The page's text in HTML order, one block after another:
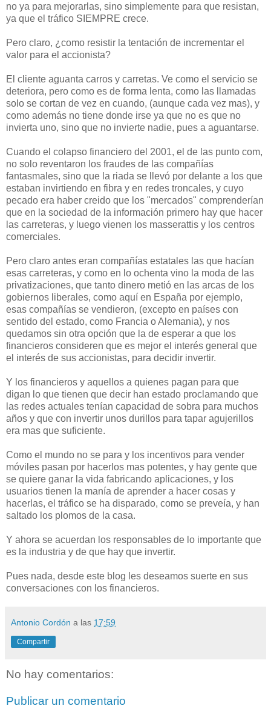
no ya para mejorarlas, sino simplemente para que resistan,
ya que el tráfico SIEMPRE crece.
Pero claro, ¿como resistir la tentación de incrementar el
valor para el accionista?
El cliente aguanta carros y carretas. Ve como el servicio se
deteriora, pero como es de forma lenta, como las llamadas
solo se cortan de vez en cuando, (aunque cada vez mas), y
como además no tiene donde irse ya que no es que no
invierta uno, sino que no invierte nadie, pues a aguantarse.
Cuando el colapso financiero del 2001, el de las punto com,
no solo reventaron los fraudes de las compañías
fantasmales, sino que la riada se llevó por delante a los que
estaban invirtiendo en fibra y en redes troncales, y cuyo
pecado era haber creido que los "mercados" comprenderían
que en la sociedad de la información primero hay que hacer
las carreteras, y luego vienen los masserattis y los centros
comerciales.
Pero claro antes eran compañías estatales las que hacían
esas carreteras, y como en lo ochenta vino la moda de las
privatizaciones, que tanto dinero metió en las arcas de los
gobiernos liberales, como aquí en España por ejemplo,
esas compañías se vendieron, (excepto en países con
sentido del estado, como Francia o Alemania), y nos
quedamos sin otra opción que la de esperar a que los
financieros consideren que es mejor el interés general que
el interés de sus accionistas, para decidir invertir.
Y los financieros y aquellos a quienes pagan para que
digan lo que tienen que decir han estado proclamando que
las redes actuales tenían capacidad de sobra para muchos
años y que con invertir unos durillos para tapar agujerillos
era mas que suficiente.
Como el mundo no se para y los incentivos para vender
móviles pasan por hacerlos mas potentes, y hay gente que
se quiere ganar la vida fabricando aplicaciones, y los
usuarios tienen la manía de aprender a hacer cosas y
hacerlas, el tráfico se ha disparado, como se preveía, y han
saltado los plomos de la casa.
Y ahora se acuerdan los responsables de lo importante que
es la industria y de que hay que invertir.
Pues nada, desde este blog les deseamos suerte en sus
conversaciones con los financieros.
Antonio Cordón a las 17:59
Compartir
No hay comentarios:
Publicar un comentario